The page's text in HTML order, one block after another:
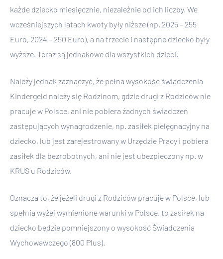
każde dziecko miesięcznie, niezależnie od ich liczby. We
wcześniejszych latach kwoty były niższe (np. 2025 – 255
Euro, 2024 – 250 Euro), a na trzecie i następne dziecko były
wyższe. Teraz są jednakowe dla wszystkich dzieci.
Należy jednak zaznaczyć, że pełna wysokość świadczenia
Kindergeld należy się Rodzinom, gdzie drugi z Rodziców nie
pracuje w Polsce, ani nie pobiera żadnych świadczeń
zastępujących wynagrodzenie, np. zasiłek pielęgnacyjny na
dziecko, lub jest zarejestrowany w Urzędzie Pracy i pobiera
zasiłek dla bezrobotnych, ani nie jest ubezpieczony np. w
KRUS u Rodziców.
Oznacza to, że jeżeli drugi z Rodziców pracuje w Polsce, lub
spełnia wyżej wymienione warunki w Polsce, to zasiłek na
dziecko będzie pomniejszony o wysokość Świadczenia
Wychowawczego (800 Plus).